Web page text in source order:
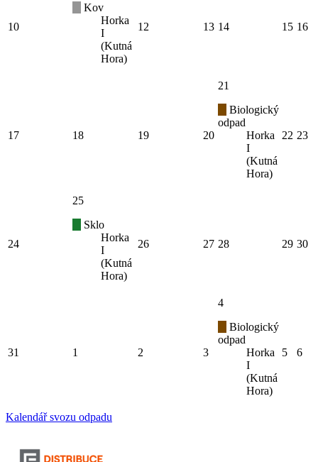
10
Kov
Horka
I
(Kutná
Hora)
12 13 14 15 16
17 18 19 20
21
Biologický
odpad
Horka
I
(Kutná
Hora)
22 23
24
25
Sklo
Horka
I
(Kutná
Hora)
26 27 28 29 30
31 1 2 3
4
Biologický
odpad
Horka
I
(Kutná
Hora)
5 6
Kalendář svozu odpadu